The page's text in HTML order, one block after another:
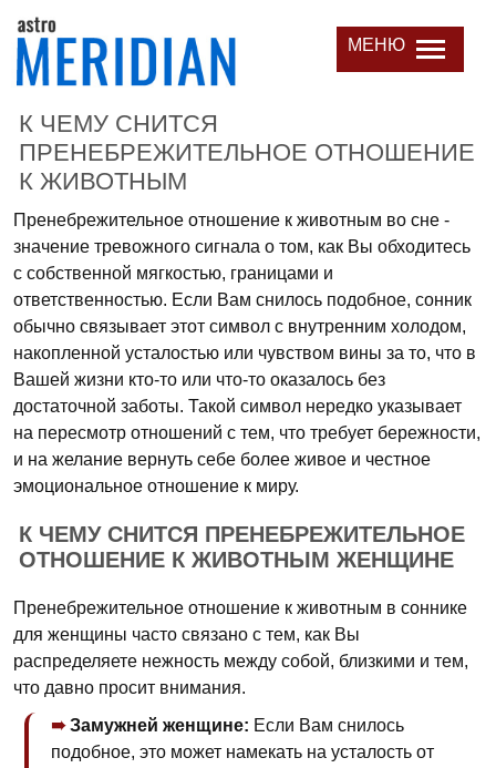
МЕНЮ
К ЧЕМУ СНИТСЯ
ПРЕНЕБРЕЖИТЕЛЬНОЕ ОТНОШЕНИЕ
К ЖИВОТНЫМ
Пренебрежительное отношение к животным во сне -
значение тревожного сигнала о том, как Вы обходитеcь
с собственной мягкостью, границами и
ответственностью. Если Вам снилось подобное, сонник
обычно связывает этот символ с внутренним холодом,
накопленной усталостью или чувством вины за то, что в
Вашей жизни кто-то или что-то оказалось без
достаточной заботы. Такой символ нередко указывает
на пересмотр отношений с тем, что требует бережности,
и на желание вернуть себе более живое и честное
эмоциональное отношение к миру.
К ЧЕМУ СНИТСЯ ПРЕНЕБРЕЖИТЕЛЬНОЕ
ОТНОШЕНИЕ К ЖИВОТНЫМ ЖЕНЩИНЕ
Пренебрежительное отношение к животным в соннике
для женщины часто связано с тем, как Вы
распределяете нежность между собой, близкими и тем,
что давно просит внимания.
Замужней женщине: Если Вам снилось
подобное, это может намекать на усталость от